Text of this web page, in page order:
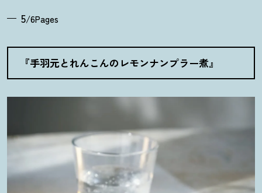
5/6Pages
『手羽元とれんこんのレモンナンプラー煮』